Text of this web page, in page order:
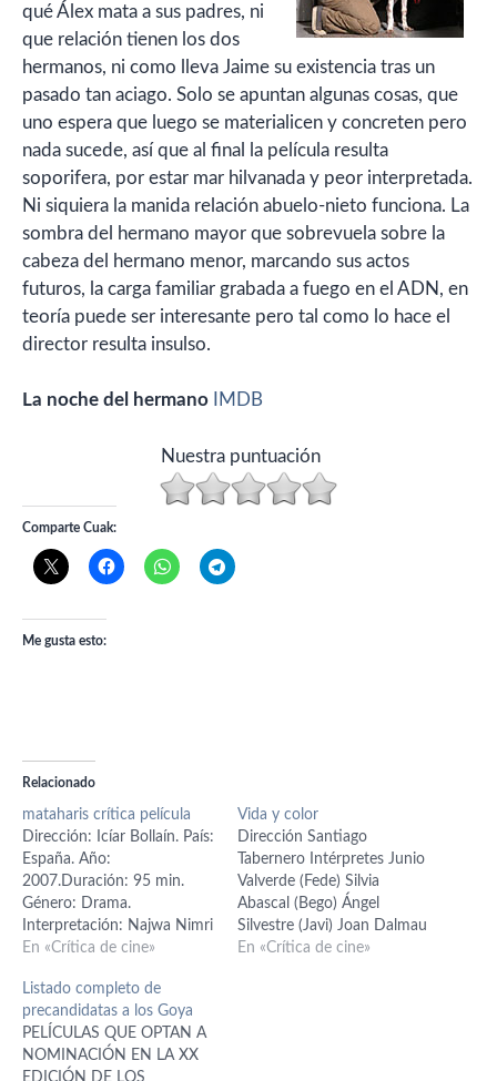
qué Álex mata a sus padres, ni
que relación tienen los dos
hermanos, ni como lleva Jaime su existencia tras un
pasado tan aciago. Solo se apuntan algunas cosas, que
uno espera que luego se materialicen y concreten pero
nada sucede, así que al final la película resulta
soporifera, por estar mar hilvanada y peor interpretada.
Ni siquiera la manida relación abuelo-nieto funciona. La
sombra del hermano mayor que sobrevuela sobre la
cabeza del hermano menor, marcando sus actos
futuros, la carga familiar grabada a fuego en el ADN, en
teoría puede ser interesante pero tal como lo hace el
director resulta insulso.
La noche del hermano IMDB
Nuestra puntuación
Comparte Cuak:
Me gusta esto:
Relacionado
mataharis crítica película
Dirección: Icíar Bollaín. País:
España. Año:
2007.Duración: 95 min.
Género: Drama.
Interpretación: Najwa Nimri
(Eva), Tristán Ulloa (Iñaki),
Martín (Manuel), Nuria
González (Carmen), Antonio
de la Torre (Sergio),
Fernando Cayo (Valbuena),
En «Crítica de cine»
Vida y color
Dirección Santiago
Tabernero Intérpretes Junio
Valverde (Fede) Silvia
Abascal (Bego) Ángel
Silvestre (Javi) Joan Dalmau
(Abuelo) Ana Wagener
En «Crítica de cine»
Listado completo de
precandidatas a los Goya
PELÍCULAS QUE OPTAN A
NOMINACIÓN EN LA XX
EDICIÓN DE LOS